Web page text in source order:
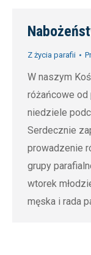
Z życia parafii
W naszym
różańcowe od
niedziele
Serdecznie
prowadzenie
grupy
wtorek
męska i rada